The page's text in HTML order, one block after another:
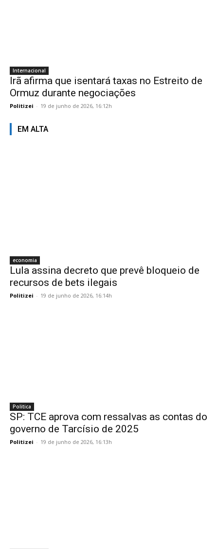
Internacional
Irã afirma que isentará taxas no Estreito de
Ormuz durante negociações
Politizei - 19 de junho de 2026, 16:12h
EM ALTA
economia
Lula assina decreto que prevê bloqueio de
recursos de bets ilegais
Politizei - 19 de junho de 2026, 16:14h
Politica
SP: TCE aprova com ressalvas as contas do
governo de Tarcísio de 2025
Politizei - 19 de junho de 2026, 16:13h